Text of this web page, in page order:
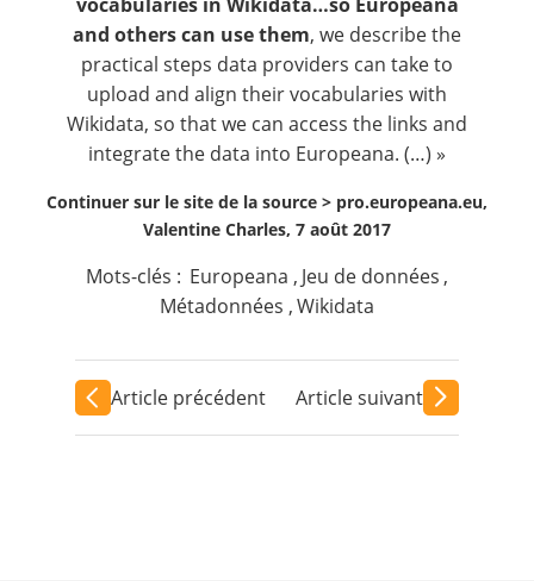
and others can use them, we describe the
practical steps data providers can take to
upload and align their vocabularies with
Wikidata, so that we can access the links and
integrate the data into Europeana. (…) »
Continuer sur le site de la source > pro.europeana.eu,
Valentine Charles, 7 août 2017
Mots-clés : Europeana , Jeu de données ,
Métadonnées ,Wikidata
Article précédent Article suivant